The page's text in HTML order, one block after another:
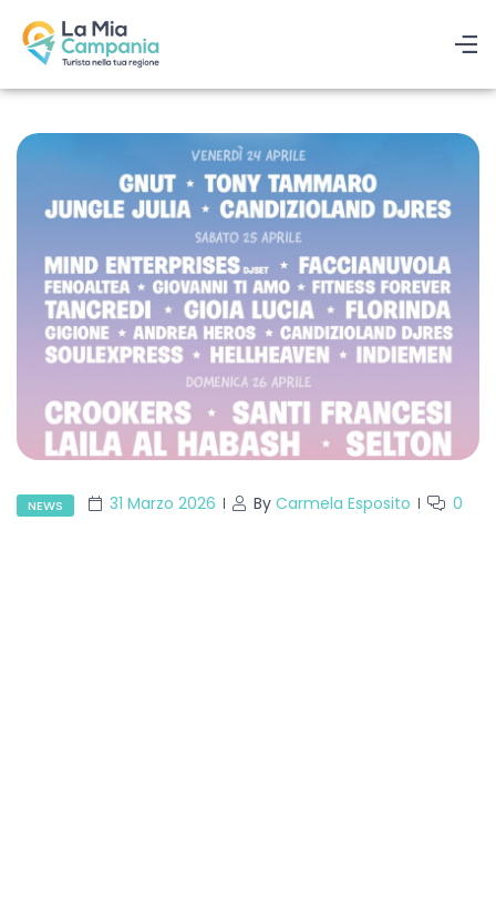
NEWS 31 Marzo 2026 By Carmela Esposito 0